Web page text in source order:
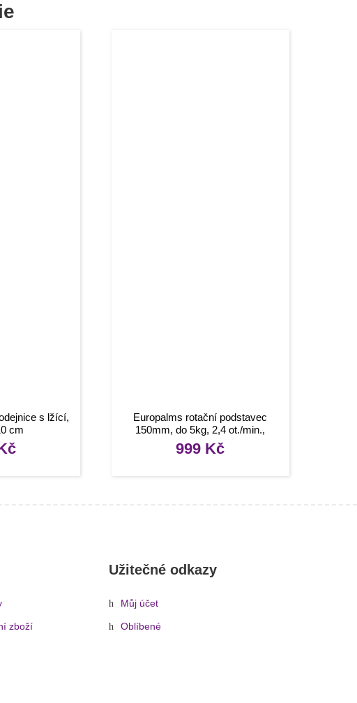
s lžící,
cm
Europalms rotační podstavec
150mm, do 5kg, 2,4 ot./min.,
stříbrný
999 Kč
zboží
Užitečné odkazy
Můj účet
Oblíbené